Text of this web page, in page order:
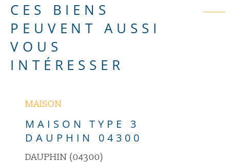
CES BIENS
PEUVENT AUSSI
VOUS
INTÉRESSER
MAISON
MAISON TYPE 3
DAUPHIN 04300
DAUPHIN (04300)
SÉLECTIONNER